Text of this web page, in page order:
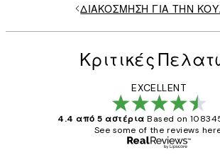
ΔΙΑΚΌΣΜΗΣΗ ΓΙΑ ΤΗΝ
Κριτικές
EXCELLENT
4.4 από 5 αστέρια Based on
See some of the reviews